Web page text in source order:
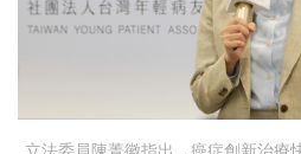
立法委員陳菁徽指出，癌症創新治療